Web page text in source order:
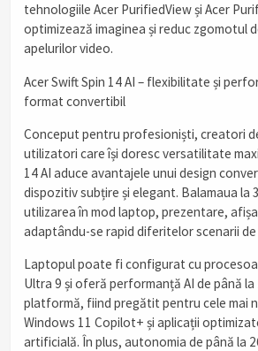
tehnologiile Acer PurifiedView și Acer
optimizează imaginea și reduc zgomotul
apelurilor video.
Acer Swift Spin 14 AI – flexibilitate și
format convertibil
Conceput pentru profesioniști, creatori
utilizatori care își doresc versatilitate
14 AI aduce avantajele unui design
dispozitiv subțire și elegant. Balamaua la
utilizarea în mod laptop, prezentare,
adaptându-se rapid diferitelor scenarii de
Laptopul poate fi configurat cu
Ultra 9 și oferă performanță AI de până la
platformă, fiind pregătit pentru cele mai
Windows 11 Copilot+ și aplicații
artificială. În plus, autonomia de până la